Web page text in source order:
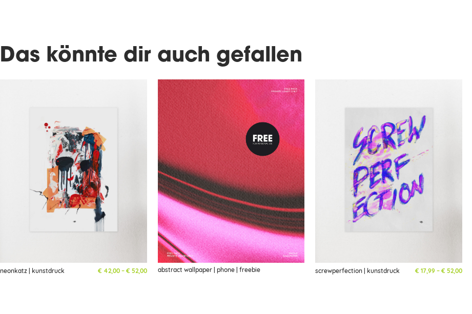
Das könnte dir auch gefallen
neonkatz | kunstdruck € 42,00 – € 52,00Preisspanne: € 42,00 bis € 52,00
abstract wallpaper | phone | freebie screwperfection | kunstdruck € 17,99 – € 52,00